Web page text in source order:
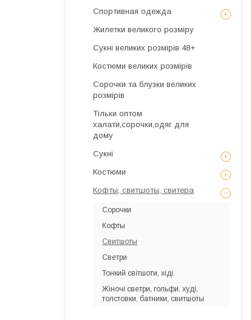
Спортивная одежда
Жилетки великого розміру
Сукні великих розмірів 48+
Костюми великих розмірів
Сорочки та блузки великих
розмірів
Тільки оптом
халати,сорочки,одяг для
дому
Сукні
Костюми
Кофты, свитшоты, свитера
Сорочки
Кофты
Свитшоты
Светри
Тонкий свiтшоти, хiдi.
Жіночі светри, гольфи, худі,
толстовки, батники, свитшоты